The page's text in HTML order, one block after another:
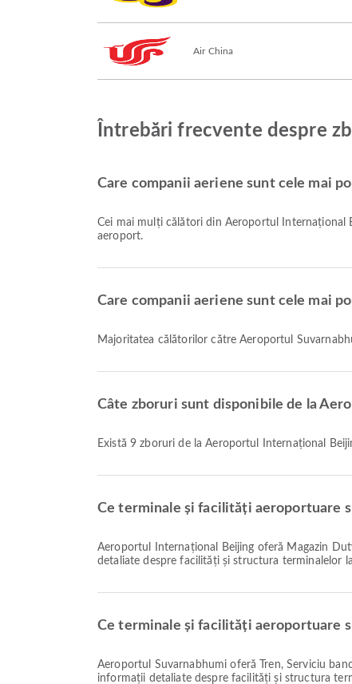
Air China
Întrebări frecvente despre
Care companii aeriene sunt cele mai
Cei mai mulți călători din Aeroportul Internațional
aeroport.
Care companii aeriene sunt cele mai
Majoritatea călătorilor către Aeroportul
Câte zboruri sunt disponibile de la
Există 9 zboruri de la Aeroportul Internațional
Ce terminale și facilități aeroportuare
Aeroportul Internațional Beijing oferă Magazin Duty Free, Închirieri auto, Taxi și multe alte facilități pentru a vă îmbunătăți experiența de călătorie. Puteți verifica informații
detaliate despre facilități și structura terminalelor la
Ce terminale și facilități aeroportuare
Aeroportul Suvarnabhumi oferă Tren, Serviciu bancar/ATM, Serviciul de schimb valutar și multe alte facilități pentru a vă îmbunătăți experiența de călătorie. Puteți verifica
informații detaliate despre facilități și structura